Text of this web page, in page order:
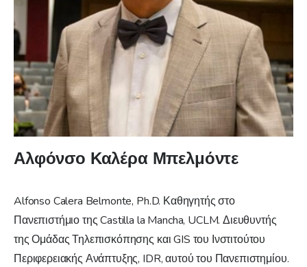
Αλφόνσο Καλέρα Μπελμόντε
Alfonso Calera Belmonte, Ph.D. Καθηγητής στο
Πανεπιστήμιο της Castilla la Mancha, UCLM. Διευθυντής
της Ομάδας Τηλεπισκόπησης και GIS του Ινστιτούτου
Περιφερειακής Ανάπτυξης, IDR, αυτού του Πανεπιστημίου.